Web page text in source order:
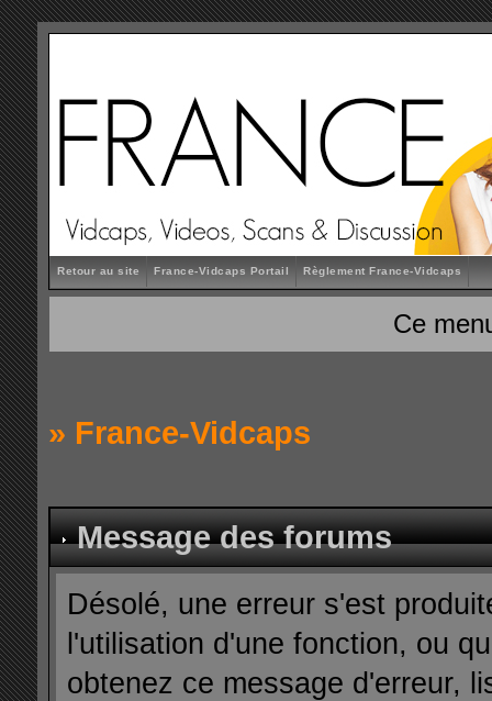
Retour au site France-Vidcaps Portail Règlement France-Vidcaps
Ce
» France-Vidcaps
Message des forums
Désolé, une erreur s'est
l'utilisation d'une fonction, ou
obtenez ce message d'erreur,